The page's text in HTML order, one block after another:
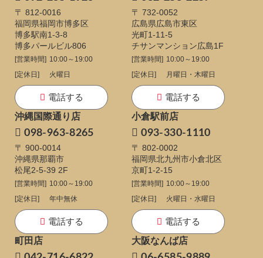
〒 812-0016
福岡県福岡市博多区
博多駅南1-3-8
博多パールビル806
[営業時間] 10:00～19:00
[定休日]
火曜日
電話する
〒 732-0052
広島県広島市東区
光町1-11-5
チサンマンション広島1F
[営業時間] 10:00～19:00
[定休日]
月曜日・木曜日
電話する
沖縄国際通り店
098-963-8265
〒 900-0014
沖縄県那覇市
松尾2-5-39 2F
[営業時間] 10:00～19:00
[定休日]
年中無休
電話する
小倉駅前店
093-330-1110
〒 802-0002
福岡県北九州市小倉北区
京町1-2-15
[営業時間] 10:00～19:00
[定休日]
火曜日・水曜日
電話する
町田店
大阪なんば店